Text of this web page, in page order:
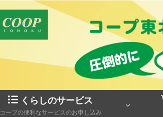
くらしのサービス
コープの便利なサービスのお申し込み